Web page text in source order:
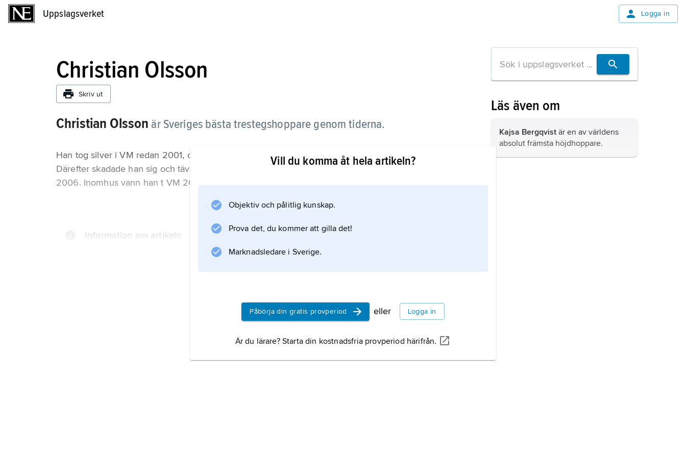
Uppslagsverket Logga in
Christian Olsson
Skriv ut
Christian Olsson är Sveriges bästa trestegshoppare genom tiderna.
Han tog silver i VM redan 2001, och sedan vann han EM 2002, VM 2003 och OS 2004.
Därefter skadade han sig och tävlade inte på nästan två år. Trots det tog han guld igen i EM
2006. Inomhus vann han t VM 2003 och 2004 och EM 2002. I Golden
Information om artikeln
Vill du komma åt hela artikeln?
Objektiv och pålitlig kunskap.
Prova det, du kommer att gilla det!
Marknadsledare i Sverige.
Påbörja din gratis provperiod eller Logga in
Är du lärare? Starta din kostnadsfria provperiod härifrån.
Läs även om
Kajsa Bergqvist är en av världens
absolut främsta höjdhoppare.